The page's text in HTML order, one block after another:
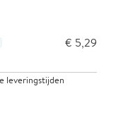
€ 5,29
leveringstijden